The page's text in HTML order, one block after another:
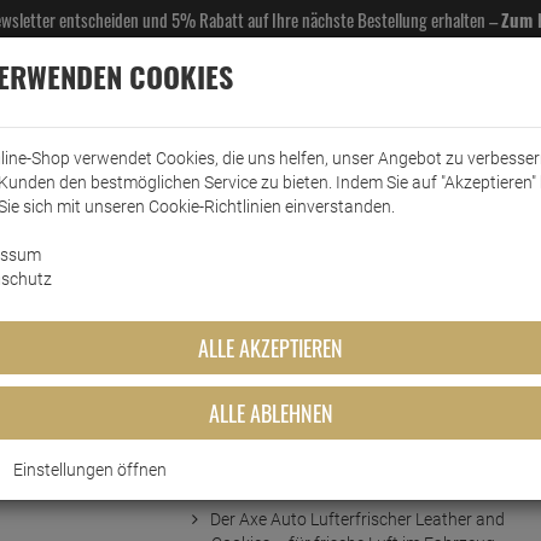
entscheiden und 5% Rabatt auf Ihre nächste Bestellung erhalten –Zum
& GASTROBEDARF DROGERIE KÜCHE & HAUSHALT KFZ
Lufterfrischer Leather and Cookies
and Cookies
Der Axe Auto Lufterfrischer Leather and
COOKIES
Shop verwendet Cookies, die uns helfen, unser Angebot zu
den bestmöglichen Service zu bieten. Indem Sie auf "Akzeptieren"
sich mit unseren Cookie-Richtlinien einverstanden.
ALLE AKZEPTIEREN
ALLE ABLEHNEN
Einstellungen öffnen